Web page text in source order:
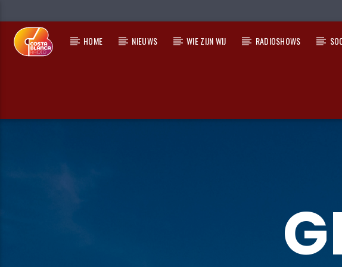
HOME NIEUWS WIE ZIJN WIJ RADIOSHOWS